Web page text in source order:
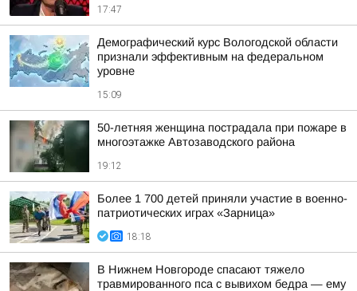
17:47
Демографический курс Вологодской области
признали эффективным на федеральном
уровне
15:09
50-летняя женщина пострадала при пожаре в
многоэтажке Автозаводского района
19:12
Более 1 700 детей приняли участие в военно-
патриотических играх «Зарница»
18:18
В Нижнем Новгороде спасают тяжело
травмированного пса с вывихом бедра — ему